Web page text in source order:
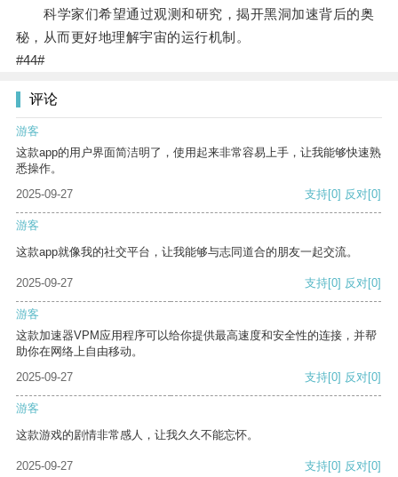
科学家们希望通过观测和研究，揭开黑洞加速背后的奥
秘，从而更好地理解宇宙的运行机制。
#44#
评论
游客
这款app的用户界面简洁明了，使用起来非常容易上手，让我能够快速熟
悉操作。
2025-09-27
支持[0] 反对[0]
游客
这款app就像我的社交平台，让我能够与志同道合的朋友一起交流。
2025-09-27 支持[0] 反对[0]
游客
这款加速器VPM应用程序可以给你提供最高速度和安全性的连接，并帮
助你在网络上自由移动。
2025-09-27
支持[0] 反对[0]
游客
这款游戏的剧情非常感人，让我久久不能忘怀。
2025-09-27 支持[0] 反对[0]